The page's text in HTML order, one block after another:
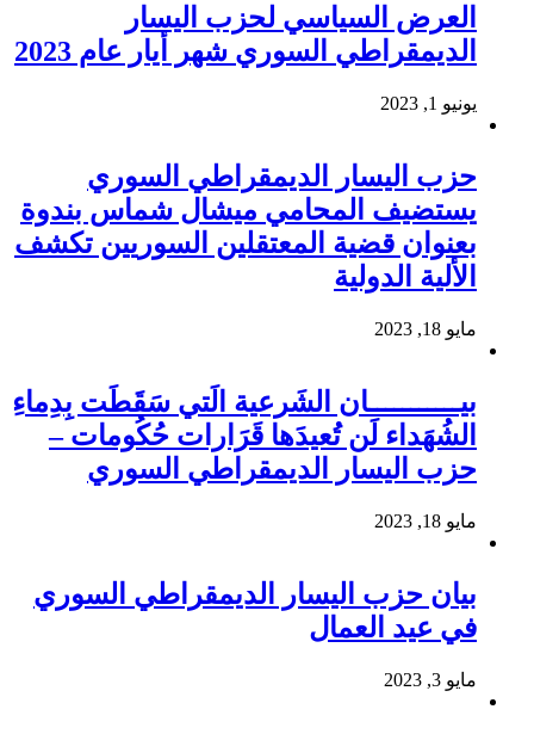
العرض السياسي لحزب اليسار
الديمقراطي السوري شهر أيار عام 2023
يونيو 1, 2023
حزب اليسار الديمقراطي السوري
يستضيف المحامي ميشال شماس بندوة
بعنوان قضية المعتقلين السوريين تكشف
الألية الدولية
مايو 18, 2023
بيـــــــــــان الشَرعية الَتي سَقَطَت بِدِماءِ
الشُهَداء لَن تُعيدَها قَرَارات حُكُومات –
حزب اليسار الديمقراطي السوري
مايو 18, 2023
بيان حزب اليسار الديمقراطي السوري
في عيد العمال
مايو 3, 2023